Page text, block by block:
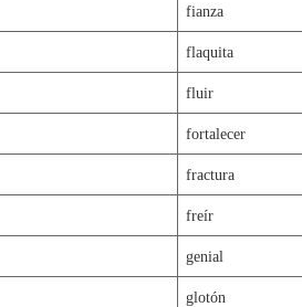
fianza
flaquita
fluir
fortalecer
fractura
freír
genial
glotón